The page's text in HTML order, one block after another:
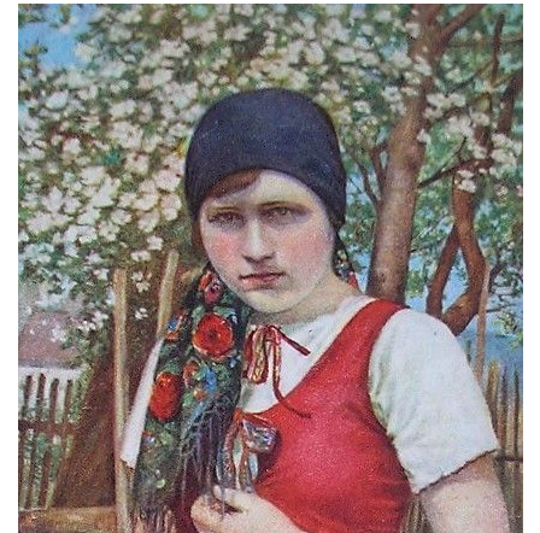
© 2026 eStránky.cz |Aktualizováno: 17. 7. 2026| Nahoru ↑